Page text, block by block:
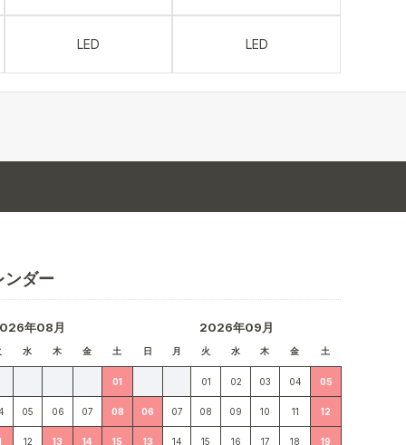
LED LED
ンダー
年08月
水 木 金 土
01
05 06 07 08
12 13 14 15
2026年09月
日 月 火 水 木 金 土
01 02 03 04 05
06 07 08 09 10 11 12
13 14 15 16 17 18 19